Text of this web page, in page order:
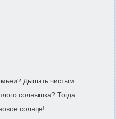
Дышать чистым
солнышка? Тогда
солнце!